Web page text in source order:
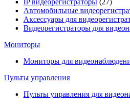
IP видеорегистраторы (27)
Автомобильные
Аксессуары для
Видеорегистраторы для
Мониторы
Мониторы для
Пульты управления
Пульты управления для